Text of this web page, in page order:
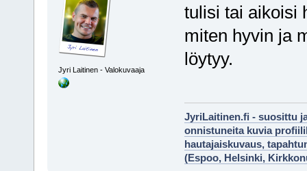
Jyri Laitinen - Valokuvaaja
tulisi tai aikoisi
miten hyvin ja
löytyy.
JyriLaitinen.fi - suosittu
onnistuneita kuvia
hautajaiskuvaus,
(Espoo, Helsinki,